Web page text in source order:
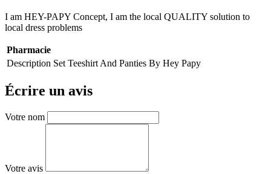
I am HEY-PAPY Concept, I am the local QUALITY solution to
local dress problems
Pharmacie
Description Set Teeshirt And Panties By Hey Papy
Écrire un avis
Votre nom
Votre avis